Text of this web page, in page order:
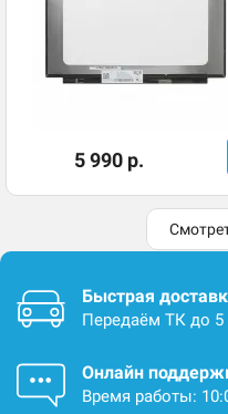
5 990 р.
Быстрая
Передаём ТК до 5
Онлайн
Время работы: